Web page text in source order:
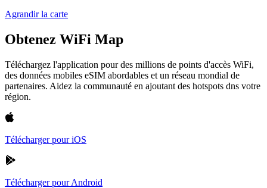
Agrandir la carte
Obtenez WiFi Map
Téléchargez l'application pour des millions de points d'accès WiFi,
des données mobiles eSIM abordables et un réseau mondial de
partenaires. Aidez la communauté en ajoutant des hotspots dns votre
région.
Télécharger pour iOS
Télécharger pour Android